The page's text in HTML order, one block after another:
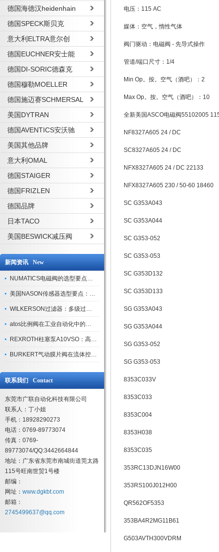
德国海德汉heidenhain
德国SPECK斯贝克
意大利ELTRA意尔创
德国EUCHNER安士能
德国DI-SORIC德森克
德国穆勒MOELLER
德国施迈赛SCHMERSAL
美国DYTRAN
德国AVENTICS安沃驰
美国其他品牌
意大利OMAL
德国STAIGER
德国FRIZLEN
德国品牌
日本TACO
美国BESWICK减压阀
新闻资讯 New
NUMATICS电磁阀的选型要点与使用注意事项
美国NASON传感器选型要点：精度、量程与接口适配指南
WILKERSON过滤器：多级过滤技术，适配多行业净化需求
atos比例阀在工业自动化中的关键应用
REXROTH柱塞泵A10VSO：高效液压系统的核心组件
BURKERT气动膜片阀在流体控制中的应用
联系我们 Contact
东莞市广联自动化科技有限公司
联系人：丁小姐
手机：18928290273
电话：0769-89773074
传真：0769-
89773074/QQ:3442664844
地址：广东省东莞市南城街道莞太路
115号旺南世贸1号楼
邮编：
网址： www.dgkbt.com
邮箱：
2745499637@qq.com
电压：115 AC
媒体：空气，惰性气体
阀门驱动：电磁阀 - 先导式操作
管道/端口尺寸：1/4
Min Op。按。空气（酒吧）：2
Max Op。按。空气（酒吧）：10
全新美国ASCO电磁阀55102005
NF8327A605 24 / DC
SC8327A605 24 / DC
NFX8327A605 24 / DC 22133
NFX8327A605 230 / 50-60 18460
SC G353A043
SC G353A044
SC G353-052
SC G353-053
SC G353D132
SC G353D133
SG G353A043
SG G353A044
SG G353-052
SG G353-053
8353C033V
8353C033
8353C004
8353H038
8353C035
353RC13DJN16W00
353RS100J012H00
QR562OF5353
353BA4R2MG11B61
G503AVTH300VDRM